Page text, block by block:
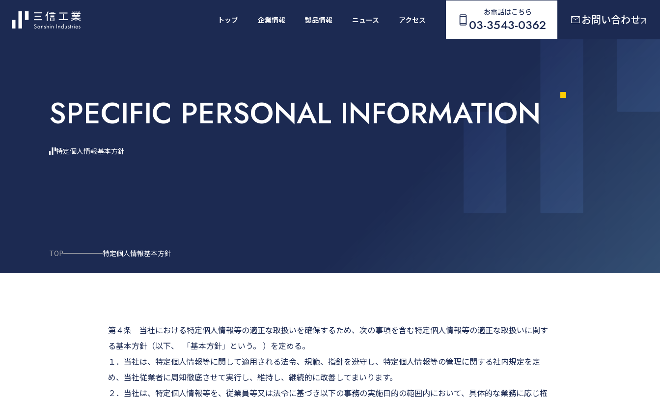
トップ 企業情報 製品情報 ニュース アクセス
お電話はこちら
03-3543-0362 お問い合わせ
SPECIFIC PERSONAL INFORMATION
特定個人情報基本方針
TOP 特定個人情報基本方針
第４条 当社における特定個人情報等の適正な取扱いを確保するため、次の事項を含む特定個人情報等の適正な取扱いに関す
る基本方針（以下、
「基本方針」という。 ）を定める。
１．当社は、特定個人情報等に関して適用される法令、規範、指針を遵守し、特定個人情報等の管理に関する社内規定を定
め、当社従業者に周知徹底させて実行し、維持し、継続的に改善してまいります。
２．当社は、特定個人情報等を、従業員等又は法令に基づき以下の事務の実施目的の範囲内において、具体的な業務に応じ権